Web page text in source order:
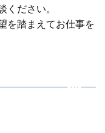
ださい。
を踏まえてお仕事を